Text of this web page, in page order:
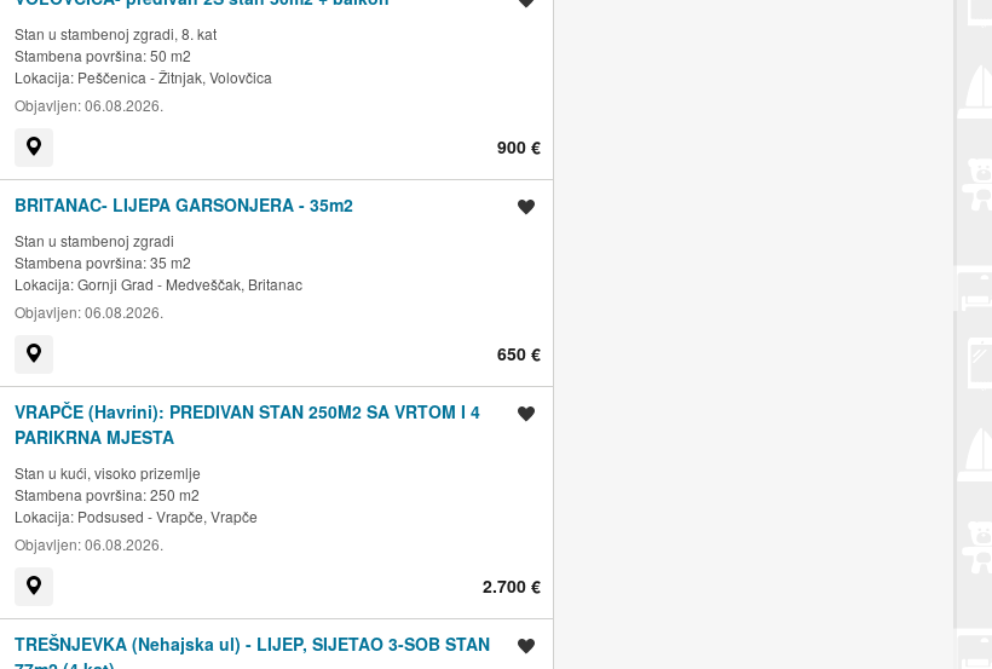
Stan u stambenoj zgradi, 8. kat
Stambena površina: 50 m2
Lokacija: Peščenica - Žitnjak, Volovčica
Objavljen:06.08.2026.
900 €
BRITANAC- LIJEPA GARSONJERA - 35m2
Stan u stambenoj zgradi
Stambena površina: 35 m2
Lokacija:Gornji Grad - Medveščak, Britanac
Objavljen:06.08.2026.
650 €
VRAPČE (Havrini): PREDIVAN STAN 250M2 SA VRTOM I 4
PARIKRNA MJESTA
Stan u kući, visoko prizemlje
Stambena površina: 250 m2
Lokacija: Podsused - Vrapče, Vrapče
Objavljen:06.08.2026.
2.700 €
TREŠNJEVKA (Nehajska ul) - LIJEP, SIJETAO 3-SOB STAN